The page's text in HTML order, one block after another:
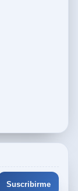
Suscribirme